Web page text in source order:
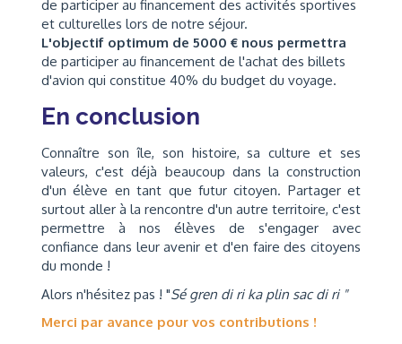
de participer au financement des activités sportives
et culturelles lors de notre séjour.
L'objectif optimum de 5000 € nous permettra
de participer au financement de l'achat des billets
d'avion qui constitue 40% du budget du voyage.
En conclusion
Connaître son île, son histoire, sa culture et ses
valeurs, c'est déjà beaucoup dans la construction
d'un élève en tant que futur citoyen. Partager et
surtout aller à la rencontre d'un autre territoire, c'est
permettre à nos élèves de s'engager avec
confiance dans leur avenir et d'en faire des citoyens
du monde !
Alors n'hésitez pas ! "Sé gren di ri ka plin sac di ri "
Merci par avance pour vos contributions !